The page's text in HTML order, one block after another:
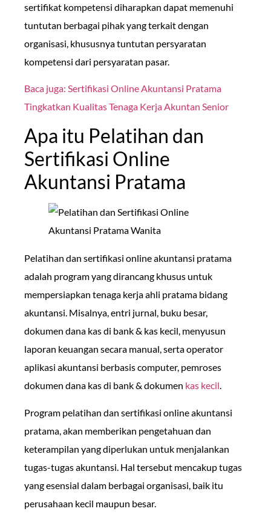
sertifikat kompetensi diharapkan dapat memenuhi
tuntutan berbagai pihak yang terkait dengan
organisasi, khususnya tuntutan persyaratan
kompetensi dari persyaratan pasar.
Baca juga: Sertifikasi Online Akuntansi Pratama
Tingkatkan Kualitas Tenaga Kerja Akuntan Senior
Apa itu Pelatihan dan
Sertifikasi Online
Akuntansi Pratama
Pelatihan dan sertifikasi online akuntansi pratama
adalah program yang dirancang khusus untuk
mempersiapkan tenaga kerja ahli pratama bidang
akuntansi. Misalnya, entri jurnal, buku besar,
dokumen dana kas di bank & kas kecil, menyusun
laporan keuangan secara manual, serta operator
aplikasi akuntansi berbasis computer, pemroses
dokumen dana kas di bank & dokumen kas kecil.
Program pelatihan dan sertifikasi online akuntansi
pratama, akan memberikan pengetahuan dan
keterampilan yang diperlukan untuk menjalankan
tugas-tugas akuntansi. Hal tersebut mencakup tugas
yang esensial dalam berbagai organisasi, baik itu
perusahaan kecil maupun besar.